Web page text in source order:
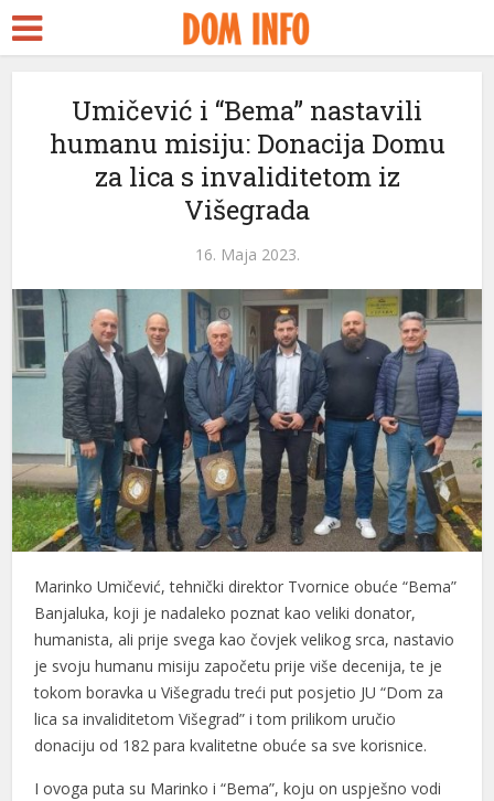
Umičević i “Bema” nastavili
humanu misiju: Donacija Domu
za lica s invaliditetom iz
Višegrada
16. Maja 2023.
Marinko Umičević, tehnički direktor Tvornice obuće “Bema”
Banjaluka, koji je nadaleko poznat kao veliki donator,
humanista, ali prije svega kao čovjek velikog srca, nastavio
je svoju humanu misiju započetu prije više decenija, te je
tokom boravka u Višegradu treći put posjetio JU “Dom za
lica sa invaliditetom Višegrad” i tom prilikom uručio
donaciju od 182 para kvalitetne obuće sa sve korisnice.
I ovoga puta su Marinko i “Bema”, koju on uspješno vodi